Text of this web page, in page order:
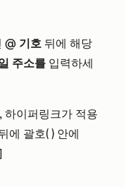
@ 기호 뒤에 해당
주소를 입력하세
하이퍼링크가 적용
에 괄호( ) 안에